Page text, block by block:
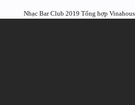
Nhạc Bar Club 2019 Tổng hợp